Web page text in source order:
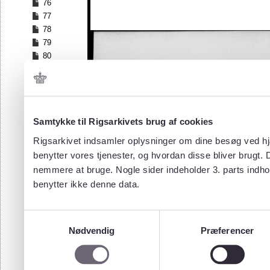
Samtykke til Rigsarkivets brug af cookies
Rigsarkivet indsamler oplysninger om dine besøg ved
benytter vores tjenester, og hvordan disse bliver
nemmere at bruge. Nogle sider indeholder 3. parts
benytter ikke denne data.
Nødvendig
Præferencer
76
77
78
79
80
82
83
85
87
88
89
90